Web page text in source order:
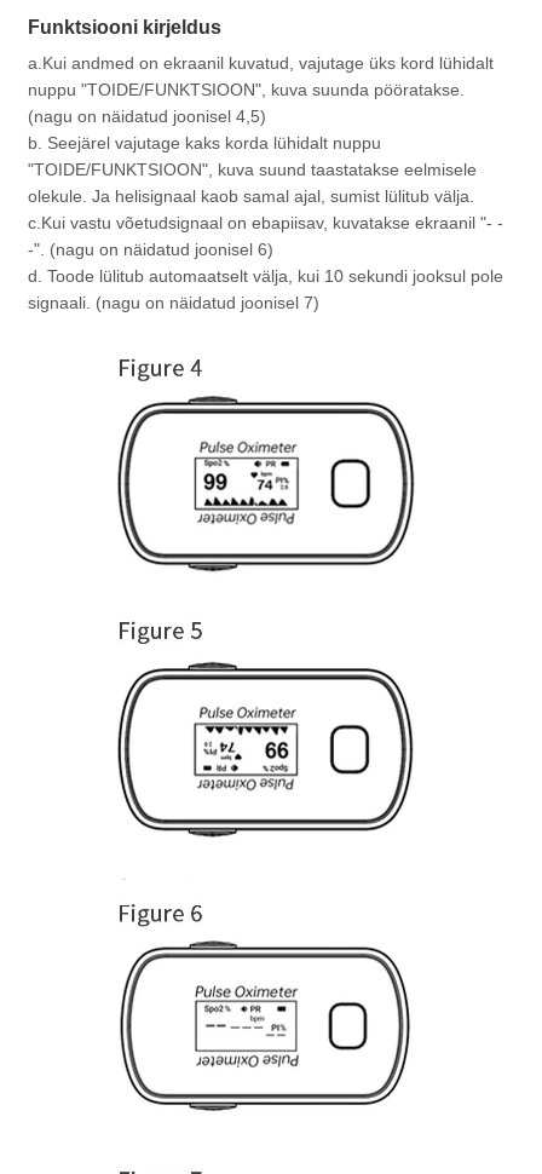
Funktsiooni kirjeldus
a.Kui andmed on ekraanil kuvatud, vajutage üks kord lühidalt
nuppu "TOIDE/FUNKTSIOON", kuva suunda pööratakse.
(nagu on näidatud joonisel 4,5)
b. Seejärel vajutage kaks korda lühidalt nuppu
"TOIDE/FUNKTSIOON", kuva suund taastatakse eelmisele
olekule. Ja helisignaal kaob samal ajal, sumist lülitub välja.
c.Kui vastu võetudsignaal on ebapiisav, kuvatakse ekraanil "- -
-". (nagu on näidatud joonisel 6)
d. Toode lülitub automaatselt välja, kui 10 sekundi jooksul pole
signaali. (nagu on näidatud joonisel 7)